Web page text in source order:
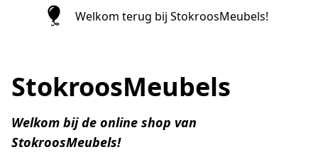
Welkom terug bij StokroosMeubels!
StokroosMeubels
Welkom bij de online shop van
StokroosMeubels!